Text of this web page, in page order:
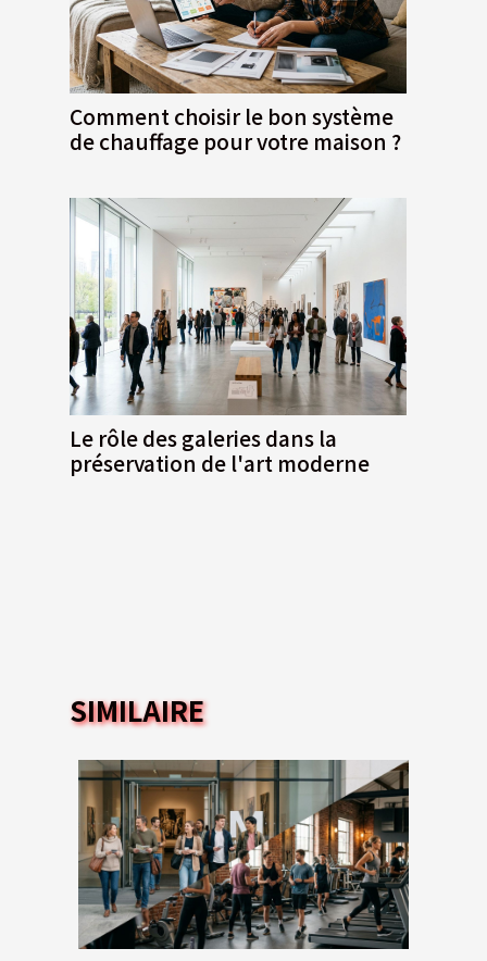
Comment choisir le bon système
de chauffage pour votre maison ?
Le rôle des galeries dans la
préservation de l'art moderne
SIMILAIRE